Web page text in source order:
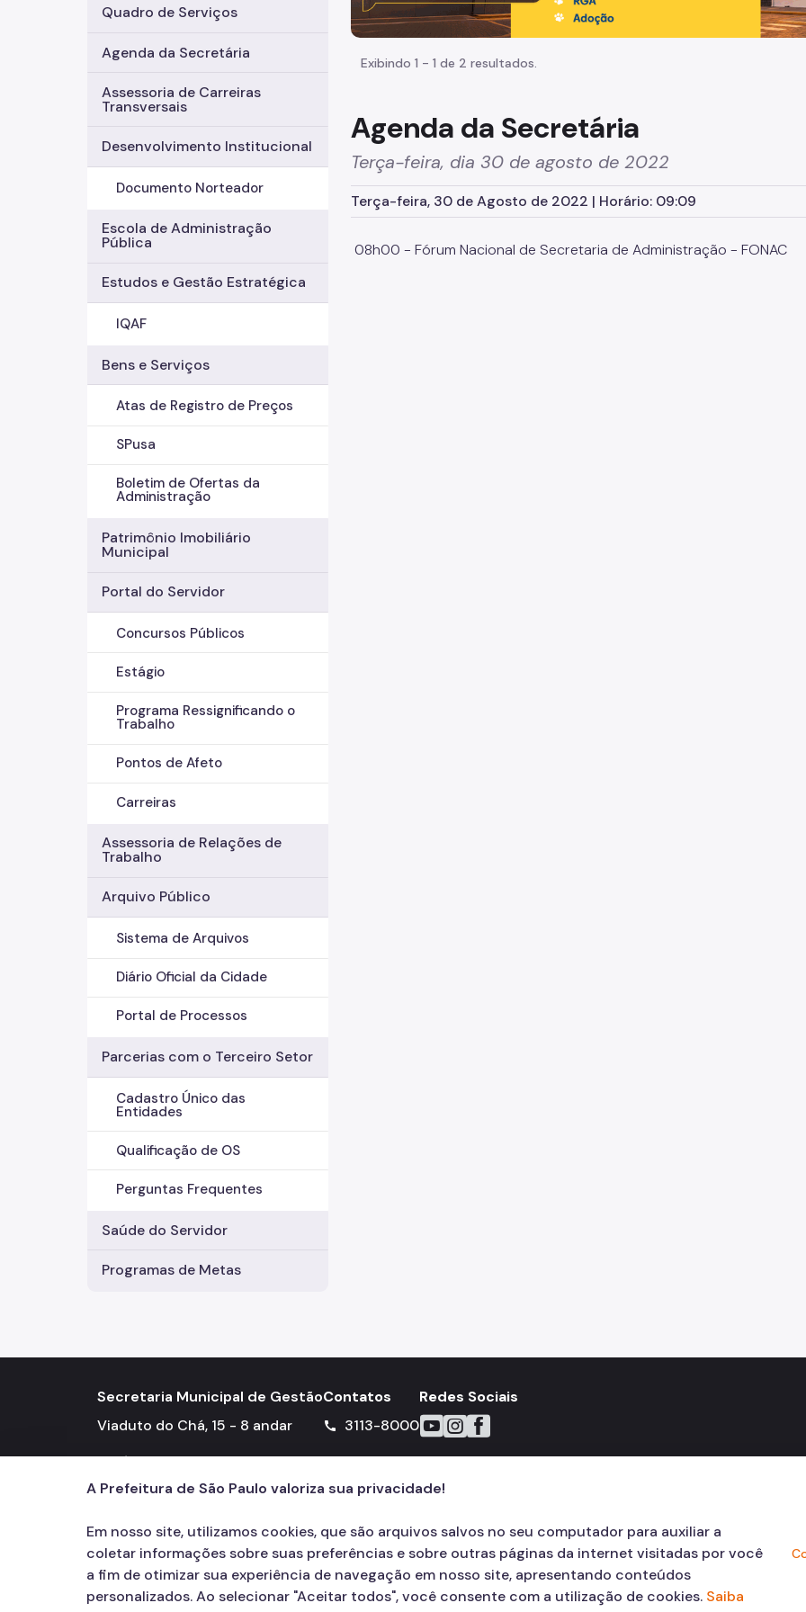
Quadro de Serviços
Agenda da Secretária
Assessoria de Carreiras
Transversais
Desenvolvimento Institucional
Documento Norteador
Escola de Administração
Pública
Estudos e Gestão Estratégica
IQAF
Bens e Serviços
Atas de Registro de Preços
SPusa
Boletim de Ofertas da
Administração
Patrimônio Imobiliário
Municipal
Portal do Servidor
Concursos Públicos
Estágio
Programa Ressignificando o
Trabalho
Pontos de Afeto
Carreiras
Assessoria de Relações de
Trabalho
Arquivo Público
Sistema de Arquivos
Diário Oficial da Cidade
Portal de Processos
Parcerias com o Terceiro Setor
Cadastro Único das
Entidades
Qualificação de OS
Perguntas Frequentes
Saúde do Servidor
Programas de Metas
Exibindo 1 - 1 de 2 resultados.
Agenda da Secretária
Terça-feira, dia 30 de agosto de 2022
Terça-feira, 30 de Agosto de 2022 | Horário: 09:09
08h00 - Fórum Nacional de Secretaria de Administração - FONAC
Secretaria Municipal de Gestão
Viaduto do Chá, 15 - 8 andar
Edifício Matarazzo - Centro
Contatos
call 3113-8000
Redes Sociais
Icone do YouTube
Icone do Instagram
Icone do Facebook
A Prefeitura de São Paulo valoriza sua privacidade!
Em nosso site, utilizamos cookies, que são arquivos salvos no seu computador para auxiliar a
coletar informações sobre suas preferências e sobre outras páginas da internet visitadas por você
a fim de otimizar sua experiência de navegação em nosso site, apresentando conteúdos
personalizados. Ao selecionar "Aceitar todos", você consente com a utilização de cookies. Saiba